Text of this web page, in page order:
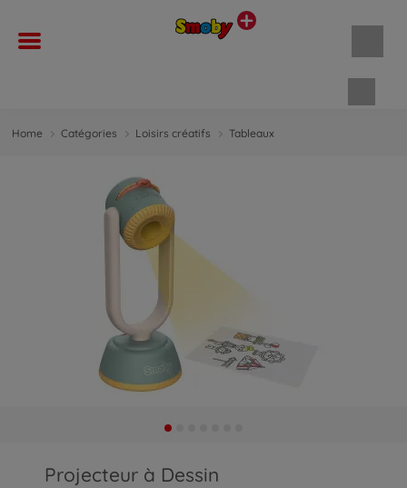
Home Catégories Loisirs créatifs Tableaux
Projecteur à Dessin